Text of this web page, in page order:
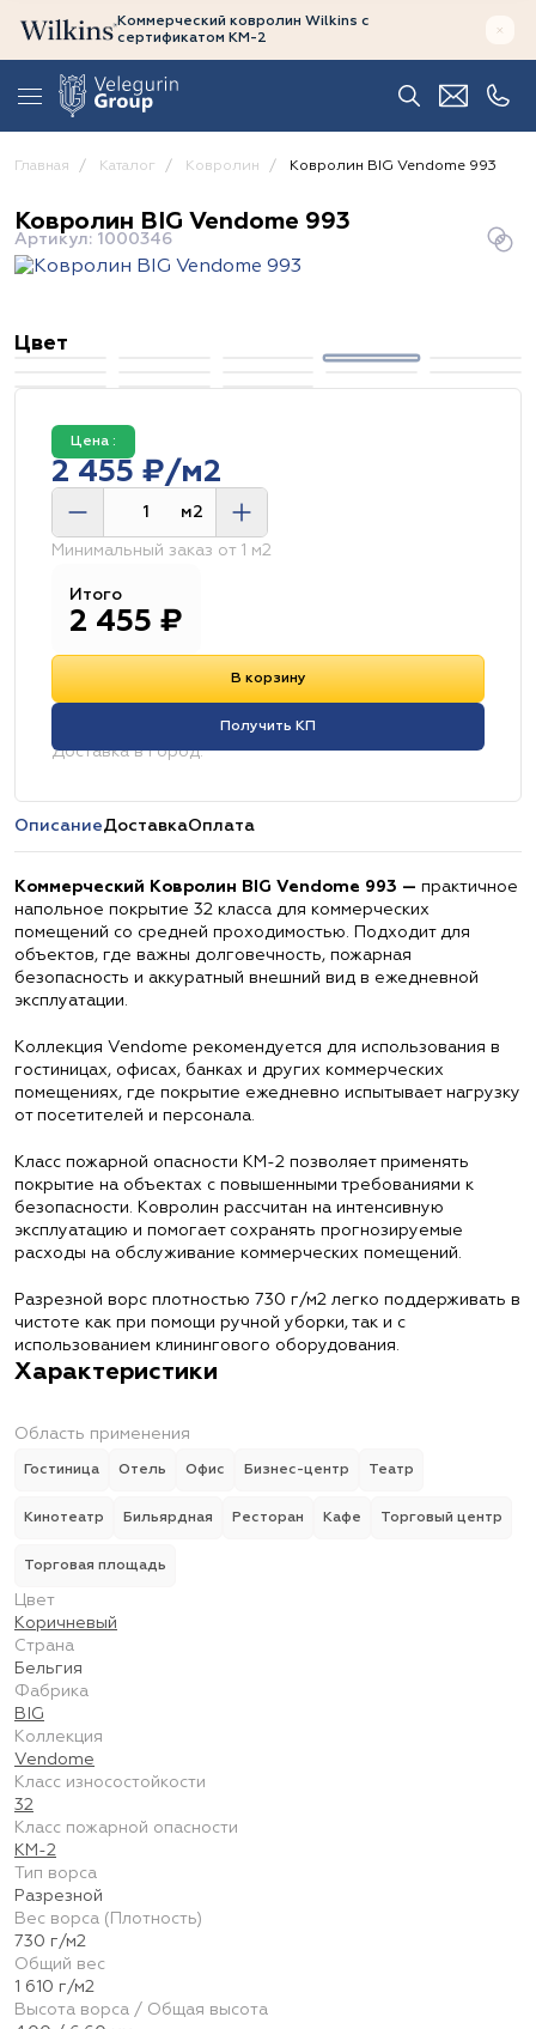
Коммерческий ковролин Wilkins с
сертификатом КМ-2
Главная Каталог Ковролин Ковролин BIG Vendome 993
Ковролин BIG Vendome 993
Артикул: 1000346
Цвет
Цена :
2 455 ₽/м2
м2
Минимальный заказ от 1 м2
Итого
2 455 ₽
В корзину
Получить КП
Доставка в город:
ОписаниеДоставкаОплата
Коммерческий Ковролин BIG Vendome 993 — практичное
напольное покрытие 32 класса для коммерческих
помещений со средней проходимостью. Подходит для
объектов, где важны долговечность, пожарная
безопасность и аккуратный внешний вид в ежедневной
эксплуатации.
Коллекция Vendome рекомендуется для использования в
гостиницах, офисах, банках и других коммерческих
помещениях, где покрытие ежедневно испытывает нагрузку
от посетителей и персонала.
Класс пожарной опасности КМ-2 позволяет применять
покрытие на объектах с повышенными требованиями к
безопасности. Ковролин рассчитан на интенсивную
эксплуатацию и помогает сохранять прогнозируемые
расходы на обслуживание коммерческих помещений.
Разрезной ворс плотностью 730 г/м2 легко поддерживать в
чистоте как при помощи ручной уборки, так и с
использованием клинингового оборудования.
Характеристики
Область применения
Гостиница Отель Офис Бизнес-центр Театр
Кинотеатр Бильярдная Ресторан Кафе Торговый центр
Торговая площадь
Цвет
Коричневый
Страна
Бельгия
Фабрика
BIG
Коллекция
Vendome
Класс износостойкости
32
Класс пожарной опасности
КМ-2
Тип ворса
Разрезной
Вес ворса (Плотность)
730 г/м2
Общий вес
1 610 г/м2
Высота ворса / Общая высота